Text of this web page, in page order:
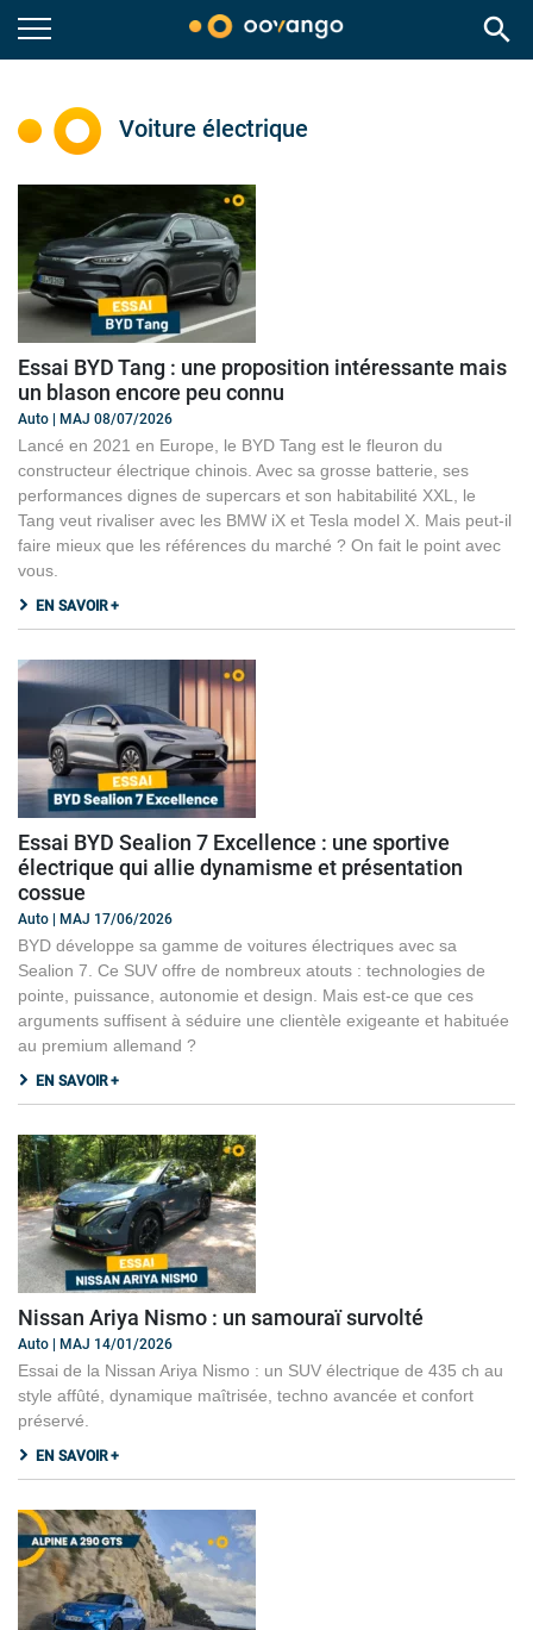
search
Voiture électrique
Essai BYD Tang : une proposition intéressante mais
un blason encore peu connu
Auto | MAJ 08/07/2026
Lancé en 2021 en Europe, le BYD Tang est le fleuron du
constructeur électrique chinois. Avec sa grosse batterie, ses
performances dignes de supercars et son habitabilité XXL, le
Tang veut rivaliser avec les BMW iX et Tesla model X. Mais peut-il
faire mieux que les références du marché ? On fait le point avec
vous.
EN SAVOIR +
Essai BYD Sealion 7 Excellence : une sportive
électrique qui allie dynamisme et présentation
cossue
Auto | MAJ 17/06/2026
BYD développe sa gamme de voitures électriques avec sa
Sealion 7. Ce SUV offre de nombreux atouts : technologies de
pointe, puissance, autonomie et design. Mais est-ce que ces
arguments suffisent à séduire une clientèle exigeante et habituée
au premium allemand ?
EN SAVOIR +
Nissan Ariya Nismo : un samouraï survolté
Auto | MAJ 14/01/2026
Essai de la Nissan Ariya Nismo : un SUV électrique de 435 ch au
style affûté, dynamique maîtrisée, techno avancée et confort
préservé.
EN SAVOIR +